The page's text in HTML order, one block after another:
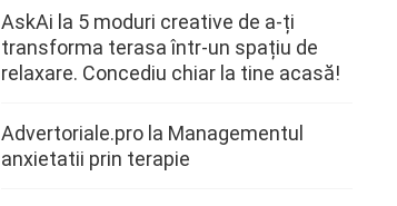
AskAi la 5 moduri creative de a-ți
transforma terasa într-un spațiu de
relaxare. Concediu chiar la tine acasă!
Advertoriale.pro la Managementul
anxietatii prin terapie